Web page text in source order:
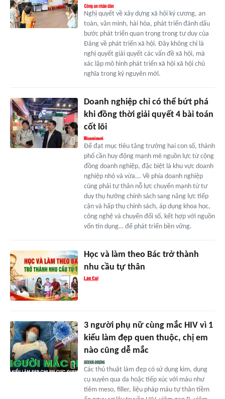
Nghị quyết về xây dựng xã hội kỷ cương, an
toàn, văn minh, hài hòa, phát triển đánh dấu
bước phát triển quan trọng trong tư duy của
Đảng về phát triển xã hội. Đây không chỉ là
nghị quyết giải quyết các vấn đề xã hội, mà
xác lập mô hình phát triển xã hội xã hội chủ
nghĩa trong kỷ nguyên mới.
Doanh nghiệp chỉ có thể bứt phá
khi đồng thời giải quyết 4 bài toán
cốt lõi
Để đạt mục tiêu tăng trưởng hai con số, thành
phố cần huy động mạnh mẽ nguồn lực từ cộng
đồng doanh nghiệp, đặc biệt là khu vực doanh
nghiệp nhỏ và vừa... Về phía doanh nghiệp
cũng phải tự thân nỗ lực chuyển mạnh từ tư
duy thụ hưởng chính sách sang năng lực tiếp
cận và hấp thụ chính sách, áp dụng khoa học,
công nghệ và chuyển đổi số, kết hợp với nguồn
vốn tín dụng… để phát triển bền vững.
Học và làm theo Bác trở thành
nhu cầu tự thân
3 người phụ nữ cùng mắc HIV vì 1
kiểu làm đẹp quen thuộc, chị em
nào cũng dễ mắc
Các thủ thuật làm đẹp có sử dụng kim, dụng
cụ xuyên qua da hoặc tiếp xúc với máu như
tiêm meso, filler, liệu pháp máu tự thân tiềm